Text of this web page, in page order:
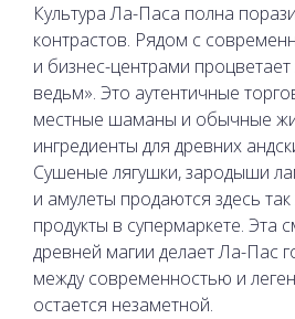
Культура Ла-Паса полна
контрастов. Рядом с
и бизнес-центрами
ведьм». Это аутентичные
местные шаманы и обычные
ингредиенты для древних
Сушеные лягушки, зародыши
и амулеты продаются здесь
продукты в супермаркете. Эта
древней магии делает Ла-Пас
между современностью и
остается незаметной.